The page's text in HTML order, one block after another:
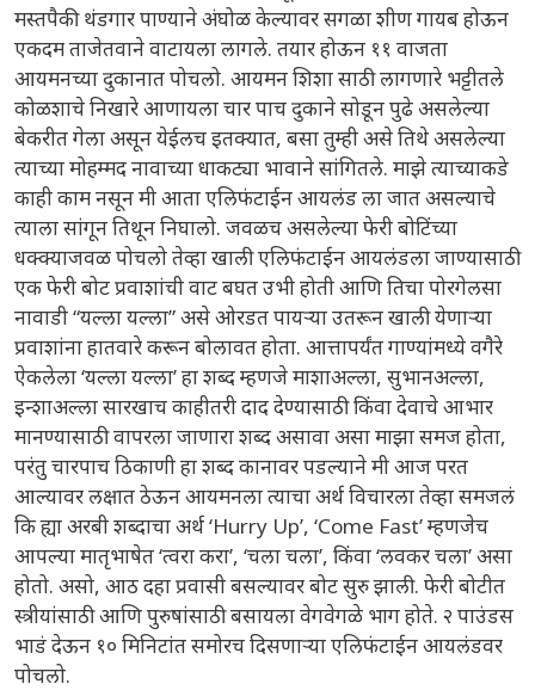
मस्तपैकी थंडगार पाण्याने अंघोळ केल्यावर सगळा शीण गायब होऊन
एकदम ताजेतवाने वाटायला लागले. तयार होऊन ११ वाजता
आयमनच्या दुकानात पोचलो. आयमन शिशा साठी लागणारे भट्टीतले
कोळशाचे निखारे आणायला चार पाच दुकाने सोडून पुढे असलेल्या
बेकरीत गेला असून येईलच इतक्यात, बसा तुम्ही असे तिथे असलेल्या
त्याच्या मोहम्मद नावाच्या धाकट्या भावाने सांगितले. माझे त्याच्याकडे
काही काम नसून मी आता एलिफंटाईन आयलंड ला जात असल्याचे
त्याला सांगून तिथून निघालो. जवळच असलेल्या फेरी बोटिंच्या
धक्क्याजवळ पोचलो तेव्हा खाली एलिफंटाईन आयलंडला जाण्यासाठी
एक फेरी बोट प्रवाशांची वाट बघत उभी होती आणि तिचा पोरगेलसा
नावाडी “यल्ला यल्ला” असे ओरडत पायऱ्या उतरून खाली येणाऱ्या
प्रवाशांना हातवारे करून बोलावत होता. आत्तापर्यंत गाण्यांमध्ये वगैरे
ऐकलेला ‘यल्ला यल्ला’ हा शब्द म्हणजे माशाअल्ला, सुभानअल्ला,
इन्शाअल्ला सारखाच काहीतरी दाद देण्यासाठी किंवा देवाचे आभार
मानण्यासाठी वापरला जाणारा शब्द असावा असा माझा समज होता,
परंतु चारपाच ठिकाणी हा शब्द कानावर पडल्याने मी आज परत
आल्यावर लक्षात ठेऊन आयमनला त्याचा अर्थ विचारला तेव्हा समजलं
कि ह्या अरबी शब्दाचा अर्थ ‘Hurry Up’, ‘Come Fast’ म्हणजेच
आपल्या मातृभाषेत ‘त्वरा करा’, ‘चला चला’, किंवा ‘लवकर चला’ असा
होतो. असो, आठ दहा प्रवासी बसल्यावर बोट सुरु झाली. फेरी बोटीत
स्त्रीयांसाठी आणि पुरुषांसाठी बसायला वेगवेगळे भाग होते. २ पाउंडस
भाडं देऊन १० मिनिटांत समोरच दिसणाऱ्या एलिफंटाईन आयलंडवर
पोचलो.